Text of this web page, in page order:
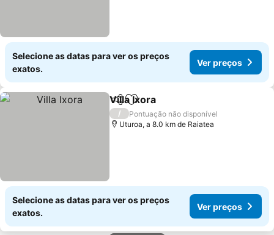
Selecione as datas para ver os preços
exatos.
Ver preços
PartilharAdicionar aos favoritos
Villa Ixora
/
Pontuação não disponível
Uturoa, a 8.0 km de Raiatea
Selecione as datas para ver os preços
exatos.
Ver preços